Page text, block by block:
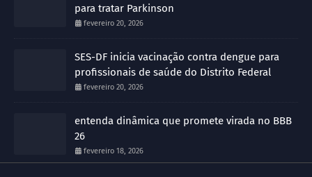
para tratar Parkinson
fevereiro 20, 2026
SES-DF inicia vacinação contra dengue para
profissionais de saúde do Distrito Federal
fevereiro 20, 2026
entenda dinâmica que promete virada no BBB
26
fevereiro 18, 2026